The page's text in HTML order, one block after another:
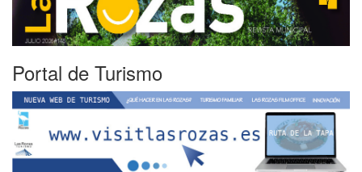
Portal de Turismo